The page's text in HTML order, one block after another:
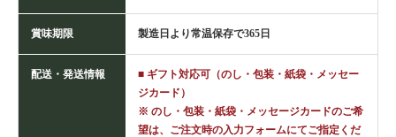
賞味期限 製造日より常温保存で365日
配送・発送情報
■ ギフト対応可（のし・包装・紙袋・メッセー
ジカード）
※ のし・包装・紙袋・メッセージカードのご希
望は、ご注文時の入力フォームにてご指定くだ